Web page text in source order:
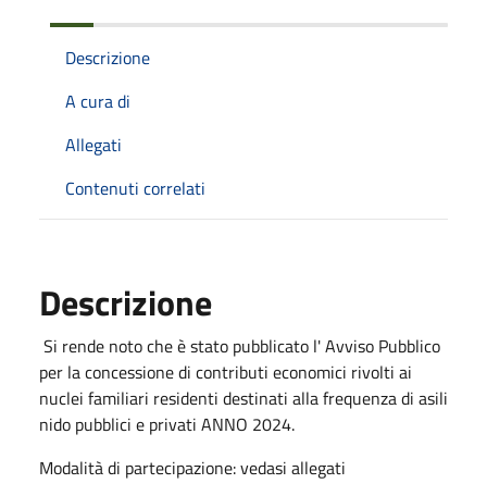
Descrizione
A cura di
Allegati
Contenuti correlati
Descrizione
Si rende noto che è stato pubblicato l' Avviso Pubblico
per la concessione di contributi economici rivolti ai
nuclei familiari residenti destinati alla frequenza di asili
nido pubblici e privati ANNO 2024.
Modalità di partecipazione: vedasi allegati